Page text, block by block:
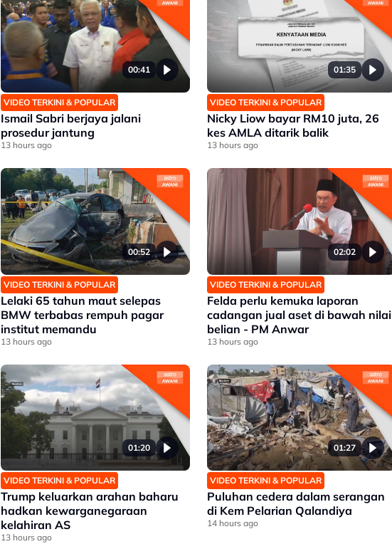
00:41
VIDEO TERKINI & POPULAR
Ismail Sabri berjaya jalani
prosedur jantung
13 hours ago
01:35
VIDEO TERKINI & POPULAR
Nicky Liow bayar RM10 juta, 26
kes AMLA ditarik balik
13 hours ago
00:52
VIDEO TERKINI & POPULAR
Lelaki 65 tahun maut selepas
BMW terbabas rempuh pagar
institut memandu
13 hours ago
02:02
VIDEO TERKINI & POPULAR
Felda perlu kemuka laporan
cadangan jual aset di bawah nilai
belian - PM Anwar
13 hours ago
01:20
VIDEO TERKINI & POPULAR
Trump keluarkan arahan baharu
hadkan kewarganegaraan
kelahiran AS
13 hours ago
01:27
VIDEO TERKINI & POPULAR
Puluhan cedera dalam serangan
di Kem Pelarian Qalandiya
14 hours ago